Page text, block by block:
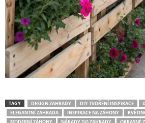
TAGY DESIGN ZAHRADY DIY TVOŘENÍ INSPIRACE
ELEGANTNÍ ZAHRADA
INSPIRACE NA ZÁHONY